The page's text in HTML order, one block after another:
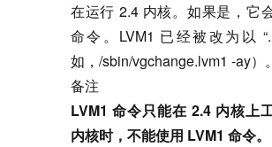
在运行 2.4 内核。如果是，它
命令。LVM1 已经被改为以
如，/sbin/vgchange.lvm1 -ay）。
备注
LVM1 命令只能在 2.4 内核上
内核时，不能使用 LVM1 命令。